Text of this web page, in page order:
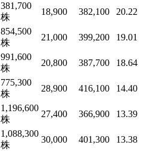
381,700
株
18,900 382,100 20.22
854,500
株
21,000 399,200 19.01
991,600
株
20,800 387,700 18.64
775,300
株
28,900 416,100 14.40
1,196,600
株
27,400 366,900 13.39
1,088,300
株
30,000 401,300 13.38